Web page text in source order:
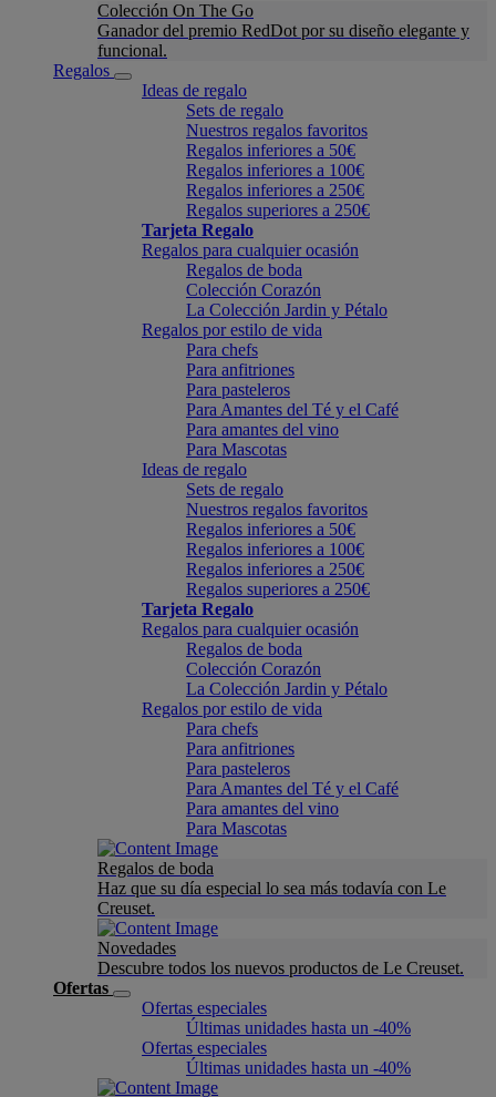
Colección On The Go
Ganador del premio RedDot por su diseño elegante y
funcional.
Regalos
Ideas de regalo
Sets de regalo
Nuestros regalos favoritos
Regalos inferiores a 50€
Regalos inferiores a 100€
Regalos inferiores a 250€
Regalos superiores a 250€
Tarjeta Regalo
Regalos para cualquier ocasión
Regalos de boda
Colección Corazón
La Colección Jardin y Pétalo
Regalos por estilo de vida
Para chefs
Para anfitriones
Para pasteleros
Para Amantes del Té y el Café
Para amantes del vino
Para Mascotas
Ideas de regalo
Sets de regalo
Nuestros regalos favoritos
Regalos inferiores a 50€
Regalos inferiores a 100€
Regalos inferiores a 250€
Regalos superiores a 250€
Tarjeta Regalo
Regalos para cualquier ocasión
Regalos de boda
Colección Corazón
La Colección Jardin y Pétalo
Regalos por estilo de vida
Para chefs
Para anfitriones
Para pasteleros
Para Amantes del Té y el Café
Para amantes del vino
Para Mascotas
Regalos de boda
Haz que su día especial lo sea más todavía con Le
Creuset.
Novedades
Descubre todos los nuevos productos de Le Creuset.
Ofertas
Ofertas especiales
Últimas unidades hasta un -40%
Ofertas especiales
Últimas unidades hasta un -40%